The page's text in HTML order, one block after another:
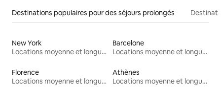
Destinations populaires pour des séjours prolongés
New York
Locations moyenne et longue durée
Barcelone
Locations moyenne et longue durée
Florence
Locations moyenne et longue durée
Athènes
Locations moyenne et longue durée